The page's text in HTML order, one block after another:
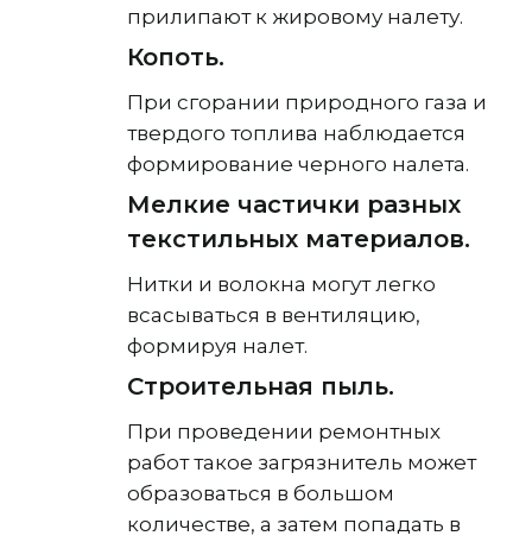
прилипают к жировому налету.
Копоть.
При сгорании природного газа и
твердого топлива наблюдается
формирование черного налета.
Мелкие частички разных
текстильных материалов.
Нитки и волокна могут легко
всасываться в вентиляцию,
формируя налет.
Строительная пыль.
При проведении ремонтных
работ такое загрязнитель может
образоваться в большом
количестве, а затем попадать в